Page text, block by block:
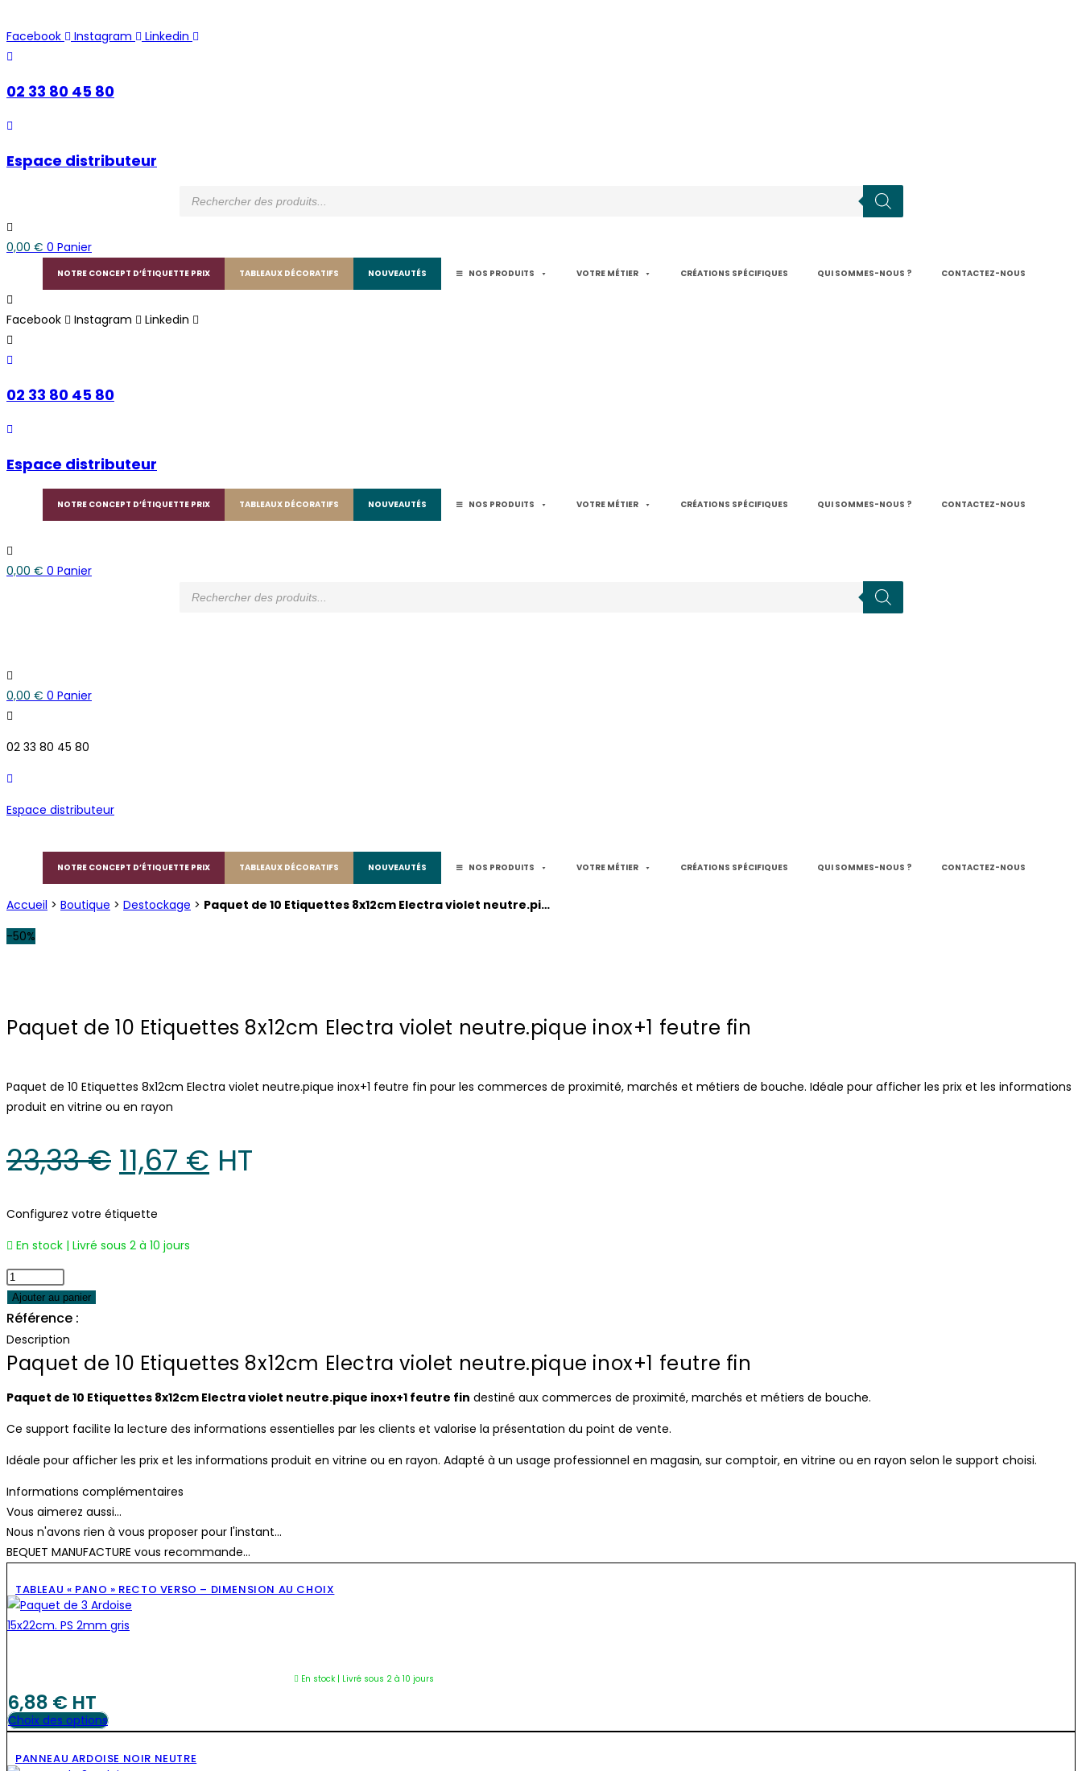
to
content
Facebook Instagram Linkedin
02 33 80 45 80
Espace distributeur
de
0,00 € 0 Panier
NOTRE CONCEPT D’ÉTIQUETTE PRIX TABLEAUX DÉCORATIFS NOUVEAUTÉS NOS PRODUITS VOTRE MÉTIER CRÉATIONS SPÉCIFIQUES QUI SOMMES-NOUS ? CONTACTEZ-NOUS
Facebook Instagram Linkedin
02 33 80 45 80
Espace distributeur
NOTRE CONCEPT D’ÉTIQUETTE PRIX TABLEAUX DÉCORATIFS NOUVEAUTÉS NOS PRODUITS VOTRE MÉTIER CRÉATIONS SPÉCIFIQUES QUI SOMMES-NOUS ? CONTACTEZ-NOUS
0,00 € 0 Panier
de
0,00 € 0 Panier
02 33 80 45 80
Espace distributeur
NOTRE CONCEPT D’ÉTIQUETTE PRIX TABLEAUX DÉCORATIFS NOUVEAUTÉS NOS PRODUITS VOTRE MÉTIER CRÉATIONS SPÉCIFIQUES QUI SOMMES-NOUS ? CONTACTEZ-NOUS
Accueil > Boutique > Destockage > Paquet de 10 Etiquettes 8x12cm Electra violet neutre.pi…
-50%
Paquet de 10 Etiquettes 8x12cm Electra violet neutre.pique inox+1 feutre fin
Paquet de 10 Etiquettes 8x12cm Electra violet neutre.pique inox+1 feutre fin pour les commerces de proximité, marchés et métiers de bouche. Idéale pour afficher les prix et les informations
produit en vitrine ou en rayon
23,33€ Le
prix
initial
était :
11,67 € Le
prix
HT
Configurez votre étiquette
En stock | Livré sous 2 à 10 jours
quantité
de
Paquet
de
10
Etiquettes
8x12cm
violet
neutre.pique
feutre
fin
Ajouter au panier
Référence :
Description
Paquet de 10 Etiquettes 8x12cm Electra violet neutre.pique inox+1 feutre fin
Paquet de 10 Etiquettes 8x12cm Electra violet neutre.pique inox+1 feutre fin destiné aux commerces de proximité, marchés et métiers de bouche.
Ce support facilite la lecture des informations essentielles par les clients et valorise la présentation du point de vente.
Idéale pour afficher les prix et les informations produit en vitrine ou en rayon. Adapté à un usage professionnel en magasin, sur comptoir, en vitrine ou en rayon selon le support choisi.
Informations complémentaires
Vous aimerez aussi...
Nous n'avons rien à vous proposer pour l'instant...
BEQUET MANUFACTURE vous recommande...
TABLEAU « PANO » RECTO VERSO – DIMENSION AU CHOIX
En stock | Livré sous 2 à 10 jours
6,88 € HT
Choix des optionsCe
a
PANNEAU ARDOISE NOIR NEUTRE